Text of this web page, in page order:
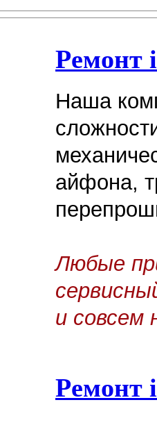
Ремонт
Наша
айфона,
Любые
и совсем
Ремонт